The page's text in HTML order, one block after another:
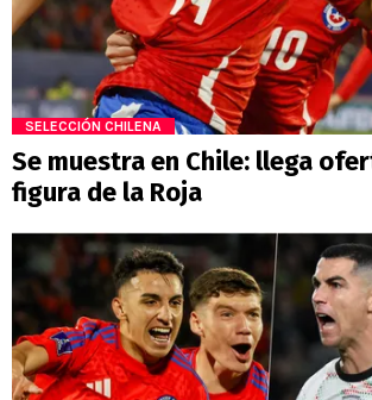
SELECCIÓN CHILENA
Se muestra en Chile: llega
figura de la Roja